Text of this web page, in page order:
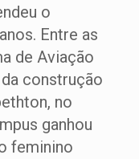
o
Entre as
de Aviação
construção
no
ganhou
feminino